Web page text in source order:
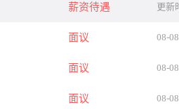
薪资待遇 更新
面议 08-08
面议 08-08
面议 08-08